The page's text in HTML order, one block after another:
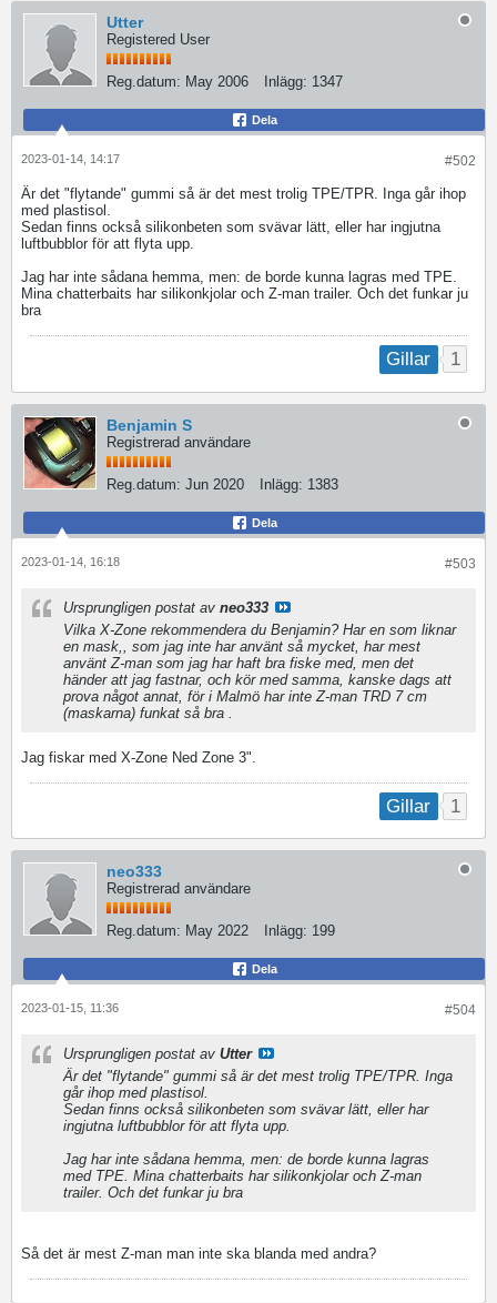
Utter
Registered User
Reg.datum: May 2006 Inlägg: 1347
Dela
#502
2023-01-14, 14:17
Är det "flytande" gummi så är det mest trolig TPE/TPR. Inga går ihop
med plastisol.
Sedan finns också silikonbeten som svävar lätt, eller har ingjutna
luftbubblor för att flyta upp.
Jag har inte sådana hemma, men: de borde kunna lagras med TPE.
Mina chatterbaits har silikonkjolar och Z-man trailer. Och det funkar ju
bra
Gillar 1
Benjamin S
Registrerad användare
Reg.datum: Jun 2020 Inlägg: 1383
Dela
#503
2023-01-14, 16:18
Ursprungligen postat av neo333
Vilka X-Zone rekommendera du Benjamin? Har en som liknar
en mask,, som jag inte har använt så mycket, har mest
använt Z-man som jag har haft bra fiske med, men det
händer att jag fastnar, och kör med samma, kanske dags att
prova något annat, för i Malmö har inte Z-man TRD 7 cm
(maskarna) funkat så bra .
Jag fiskar med X-Zone Ned Zone 3".
Gillar 1
neo333
Registrerad användare
Reg.datum: May 2022 Inlägg: 199
Dela
#504
2023-01-15, 11:36
Ursprungligen postat av Utter
Är det "flytande" gummi så är det mest trolig TPE/TPR. Inga
går ihop med plastisol.
Sedan finns också silikonbeten som svävar lätt, eller har
ingjutna luftbubblor för att flyta upp.
Jag har inte sådana hemma, men: de borde kunna lagras
med TPE. Mina chatterbaits har silikonkjolar och Z-man
trailer. Och det funkar ju bra
Så det är mest Z-man man inte ska blanda med andra?